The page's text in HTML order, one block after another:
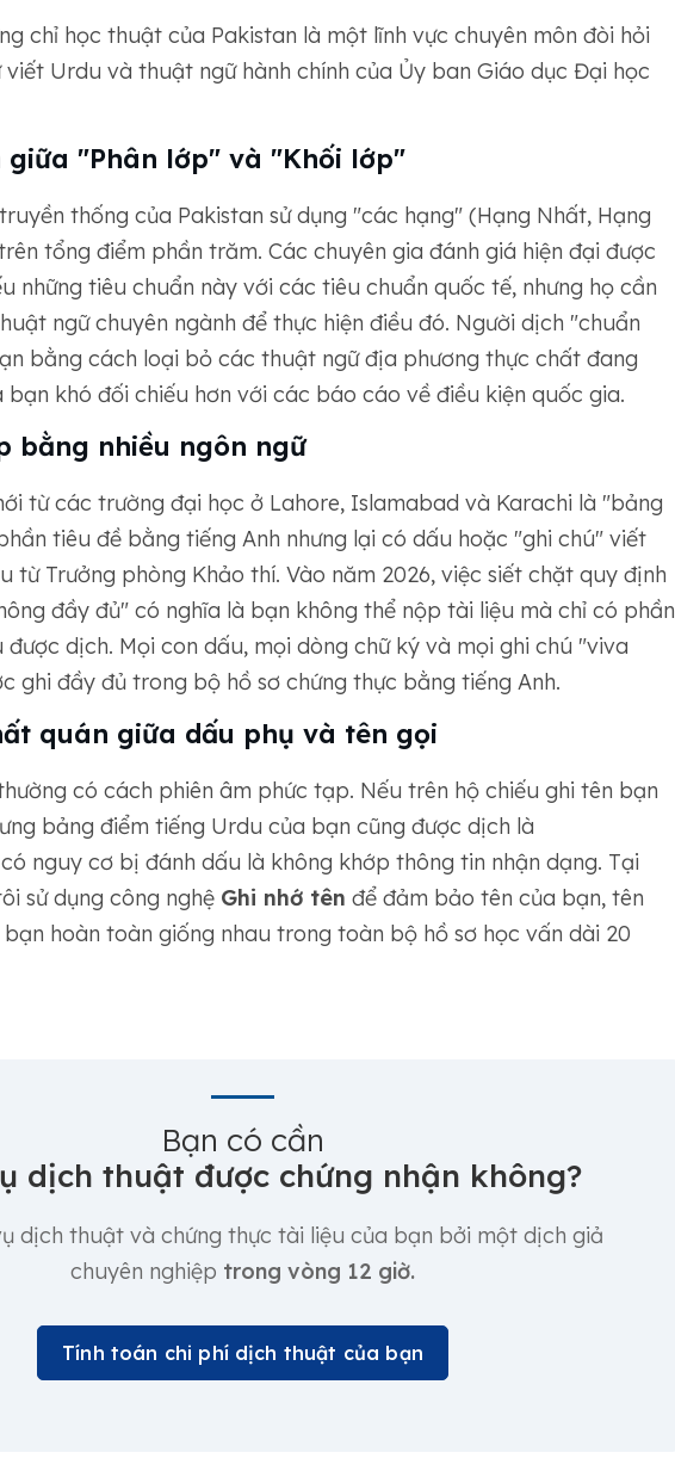
chỉ học thuật của Pakistan là một lĩnh vực chuyên môn đòi hỏi
viết Urdu và thuật ngữ hành chính của Ủy ban Giáo dục Đại học
giữa "Phân lớp" và "Khối lớp"
thống của Pakistan sử dụng "các hạng" (Hạng Nhất, Hạng
tổng điểm phần trăm. Các chuyên gia đánh giá hiện đại được
những tiêu chuẩn này với các tiêu chuẩn quốc tế, nhưng họ cần
ngữ chuyên ngành để thực hiện điều đó. Người dịch "chuẩn
bằng cách loại bỏ các thuật ngữ địa phương thực chất đang
bạn khó đối chiếu hơn với các báo cáo về điều kiện quốc gia.
bằng nhiều ngôn ngữ
từ các trường đại học ở Lahore, Islamabad và Karachi là "bảng
tiêu đề bằng tiếng Anh nhưng lại có dấu hoặc "ghi chú" viết
từ Trưởng phòng Khảo thí. Vào năm 2026, việc siết chặt quy định
đầy đủ" có nghĩa là bạn không thể nộp tài liệu mà chỉ có phần
dịch. Mọi con dấu, mọi dòng chữ ký và mọi ghi chú "viva
ghi đầy đủ trong bộ hồ sơ chứng thực bằng tiếng Anh.
quán giữa dấu phụ và tên gọi
có cách phiên âm phức tạp. Nếu trên hộ chiếu ghi tên bạn
bảng điểm tiếng Urdu của bạn cũng được dịch là
nguy cơ bị đánh dấu là không khớp thông tin nhận dạng. Tại
sử dụng công nghệ Ghi nhớ tên để đảm bảo tên của bạn, tên
hoàn toàn giống nhau trong toàn bộ hồ sơ học vấn dài 20
Bạn có cần
dịch thuật được chứng nhận không?
dịch thuật và chứng thực tài liệu của bạn bởi một dịch giả
chuyên nghiệp trong vòng 12 giờ.
Tính toán chi phí dịch thuật của bạn